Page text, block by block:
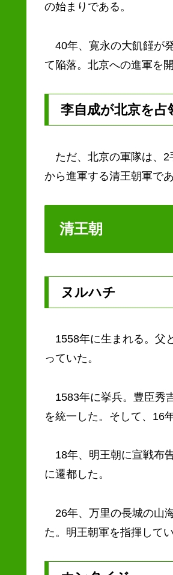
の始まりである。
40年、寛永の大飢饉が
て陥落。北京への進軍を開
李自成が北京を占
ただ、北京の軍隊は、2
から進軍する清王朝軍で
清王朝
ヌルハチ
1558年に生まれる。父
っていた。
1583年に挙兵。豊臣秀
を統一した。そして、16
18年、明王朝に宣戦布
に遷都した。
26年、万里の長城の山
た。明王朝軍を指揮して